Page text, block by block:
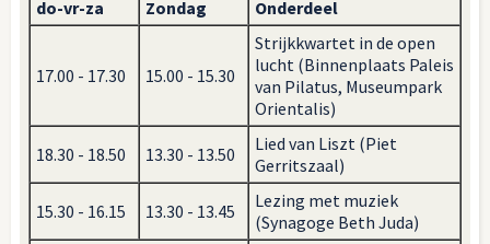
do-vr-za
Zondag Onderdeel
17.00 - 17.30 15.00 - 15.30
Strijkkwartet in de open
lucht (Binnenplaats Paleis
van Pilatus, Museumpark
Orientalis)
18.30 - 18.50 13.30 - 13.50
Lied van Liszt (Piet
Gerritszaal)
15.30 - 16.15 13.30 - 13.45
Lezing met muziek
(Synagoge Beth Juda)